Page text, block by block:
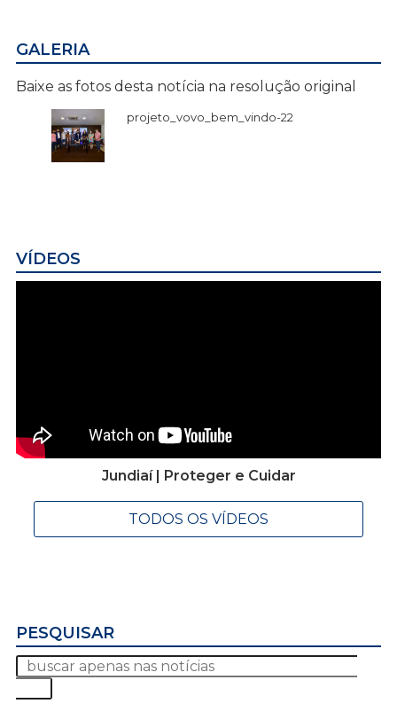
GALERIA
Baixe as fotos desta notícia na resolução original
projeto_vovo_bem_vindo-22
VÍDEOS
Jundiaí | Proteger e Cuidar
TODOS OS VÍDEOS
PESQUISAR